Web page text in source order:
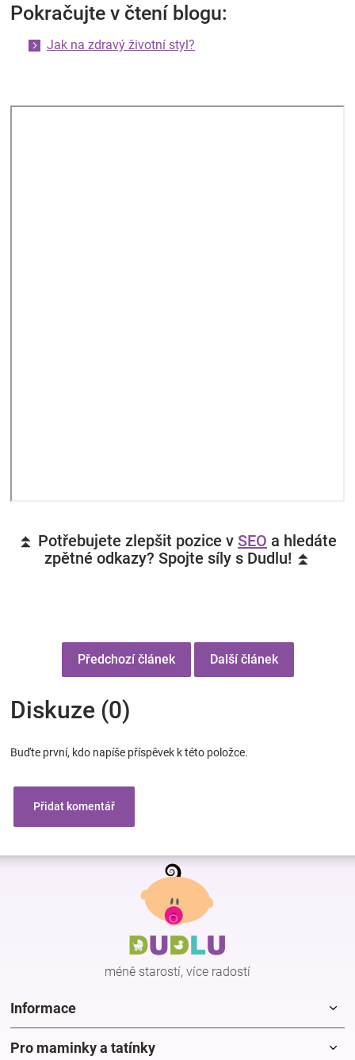
Pokračujte v čtení blogu:
Jak na zdravý životní styl?
⏫ Potřebujete zlepšit pozice v SEO a hledáte
zpětné odkazy? Spojte síly s Dudlu! ⏫
Předchozí článek Další článek
Diskuze (0)
Buďte první, kdo napíše příspěvek k této položce.
Přidat komentář
Z
méně starostí, více radostí
Informace
Pro maminky a tatínky